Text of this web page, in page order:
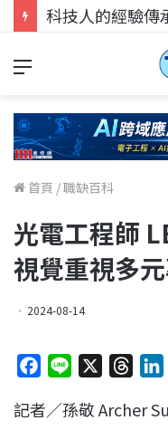
科技人找工作，
首頁 /職缺百科
光電工程師
視覺重視多
2024-08-14
c
n
r
n
記者／孫敬 Archer